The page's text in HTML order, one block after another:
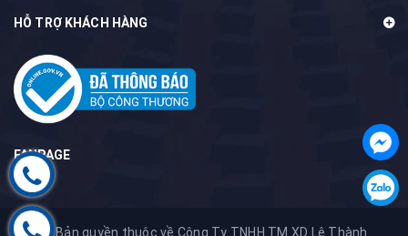
HỖ TRỢ KHÁCH HÀNG
FANPAGE
@ Bản quyền thuộc về Công Ty TNHH TM XD Lê Thành